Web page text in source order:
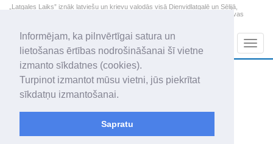
Informējam, ka pilnvērtīgai satura un
lietošanas ērtības nodrošināšanai šī vietne
izmanto sīkdatnes (cookies).
Turpinot izmantot mūsu vietni, jūs piekrītat
sīkdatņu izmantošanai.
Sapratu
„Latgales Laiks” iznāk latviešu un krievu valodās visā Dienvidlatgalē un Sēlijā,
„Latgales Laiks” latviešu valodā aptver Daugavpils valstspilsētu, Augšdaugavas
2026. gada 7. augusts
Piektdiena
Alfrēds, Fredis, Madars
+22.2